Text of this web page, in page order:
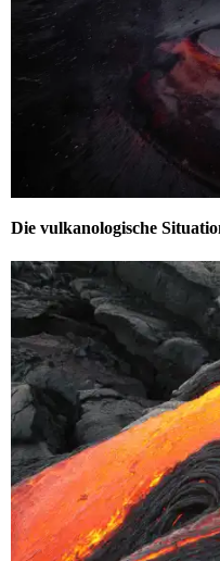
Die vulkanologische